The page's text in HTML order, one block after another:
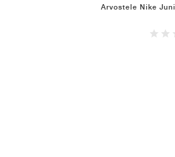
Arvostele Nike